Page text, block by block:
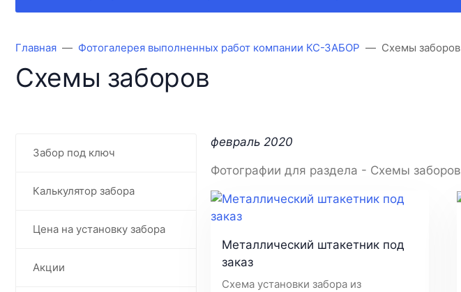
Главная Фотогалерея выполненных работ компании КС-ЗАБОР Схемы заборов
Схемы заборов
Забор под ключ
Калькулятор забора
Цена на установку забора
Акции
февраль 2020
Фотографии для раздела - Схемы заборов
Металлический штакетник под
заказ
Схема установки забора из